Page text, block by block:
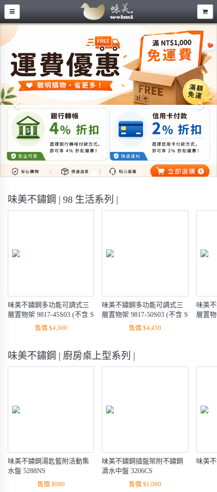
...
Previous
味美不鏽鋼 | 98 生活系列 |
味美不鏽鋼多功能可調式三
層置物架 9817-45S03 (不含 S
勾, 側掛桿, 衣架)
售價 $4,300
味美不鏽鋼多功能可調式三
層置物架 9817-50S03 (不含 S
售價 $4,450
味美
層置
味美不鏽鋼 | 廚房桌上型系列 |
味美不鏽鋼湯匙籃附活動集
水盤 5288NS
售價 $980
味美不鏽鋼插盤架附不鏽鋼
滴水中盤 3206CS
售價 $1,080
味美